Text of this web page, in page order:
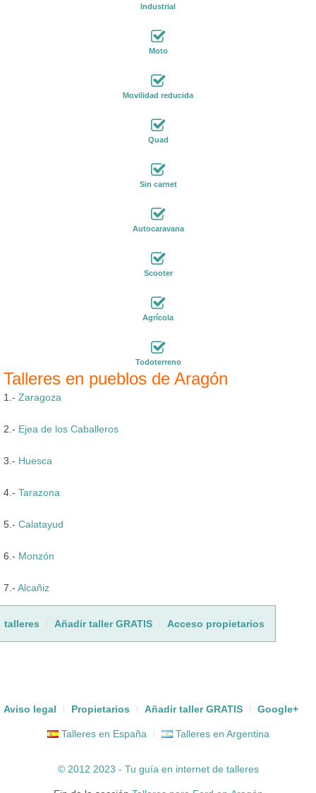
Industrial
Moto
Movilidad reducida
Quad
Sin carnet
Autocaravana
Scooter
Agrícola
Todoterreno
Talleres en pueblos de Aragón
1.- Zaragoza
2.- Ejea de los Caballeros
3.- Huesca
4.- Tarazona
5.- Calatayud
6.- Monzón
7.- Alcañiz
talleres Añadir taller GRATIS Acceso propietarios
Aviso legal Propietarios Añadir taller GRATIS Google+
Talleres en España Talleres en Argentina
© 2012 2023 - Tu guía en internet de talleres